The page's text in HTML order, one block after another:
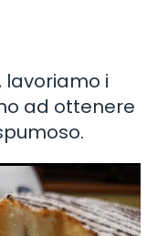
lavoriamo i
ad ottenere